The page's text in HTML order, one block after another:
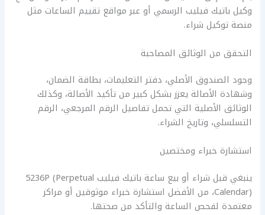
وكيل باتيك فيليب الرسمي أو عبر مواقع تقييم الساعات مثل
منصة توكيل شراء.
التحقق من الوثائق المصاحبة
وجود الصندوق الأصلي، دفتر التعليمات، بطاقة الضمان،
وشهادة الأصالة يعزز بشكل كبير من تأكيد الأصالة، وكذلك
الوثائق الأصلية التي تحمل تفاصيل الرقم المرجعي، الرقم
التسلسلي، وتاريخ الشراء.
استشارة خبراء ومختصين
ينبغي قبل شراء أو بيع ساعة باتيك فيليب 5236P (Perpetual
Calendar)، من الأفضل استشارة خبراء موثوقين أو مراكز
معتمدة لفحص الساعة والتأكد من صحتها.